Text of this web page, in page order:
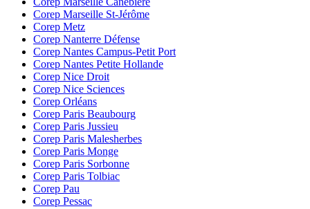
Corep Marseille St-Jérôme
Corep Metz
Corep Nanterre Défense
Corep Nantes Campus-Petit Port
Corep Nantes Petite Hollande
Corep Nice Droit
Corep Nice Sciences
Corep Orléans
Corep Paris Beaubourg
Corep Paris Jussieu
Corep Paris Malesherbes
Corep Paris Monge
Corep Paris Sorbonne
Corep Paris Tolbiac
Corep Pau
Corep Pessac